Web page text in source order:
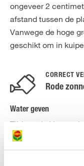
ongeveer 2
afstand tussen de
Vanwege de hoge
geschikt om in
CORRECT
Rode
Water geven
Tijdens de
zaadjes steeds